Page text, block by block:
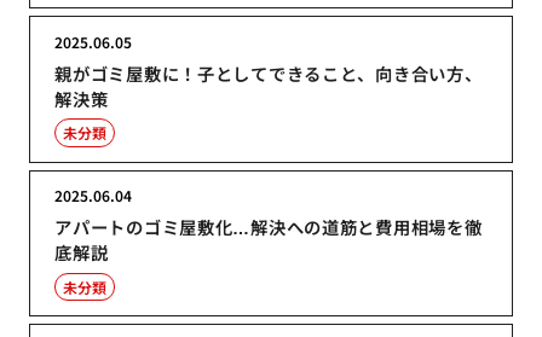
親がゴミ屋敷に！子としてできること、向き合い方、
解決策
2025.06.05
未分類
アパートのゴミ屋敷化…解決への道筋と費用相場を徹
底解説
2025.06.04
未分類